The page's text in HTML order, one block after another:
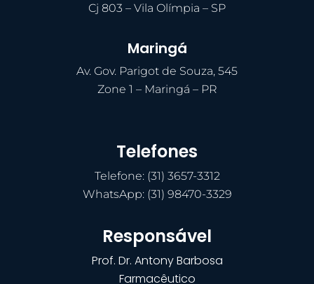
Cj 803 – Vila Olímpia – SP
Maringá
Av. Gov. Parigot de Souza, 545
Zone 1 – Maringá – PR
Telefones
Telefone: (31) 3657-3312
WhatsApp: (31) 98470-3329
Responsável
Prof. Dr. Antony Barbosa
Farmacêutico